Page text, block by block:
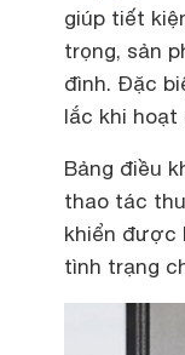
giúp tiết
trọng, sản
đình. Đặc
lắc khi hoạt
Bảng điều
thao tác
khiển được
tình trạng